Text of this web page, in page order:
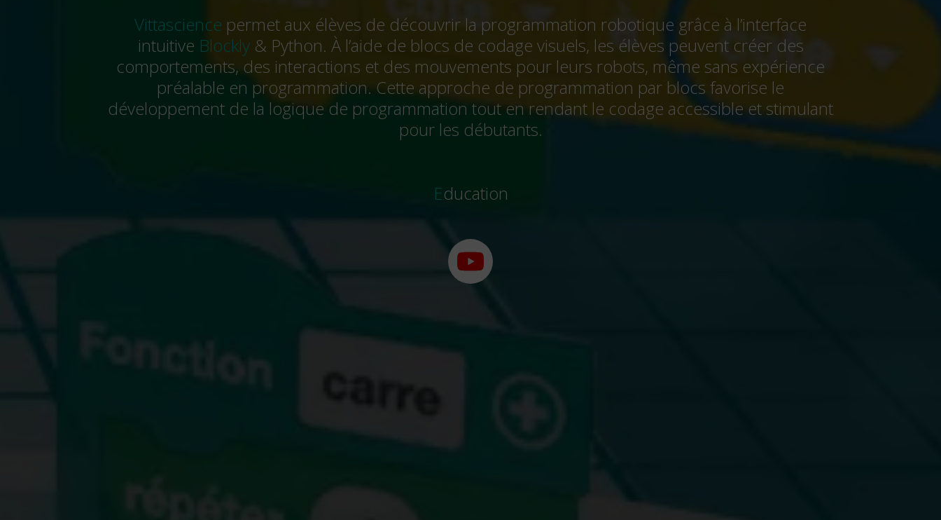
Vittascience permet aux élèves de découvrir la programmation robotique grâce à l’interface
intuitive Blockly& Python. À l’aide de blocs de codage visuels, les élèves peuvent créer des
comportements, des interactions et des mouvements pour leurs robots, même sans expérience
préalable en programmation. Cette approche de programmation par blocs favorise le
développement de la logique de programmation tout en rendant le codage accessible et stimulant
pour les débutants.
Education